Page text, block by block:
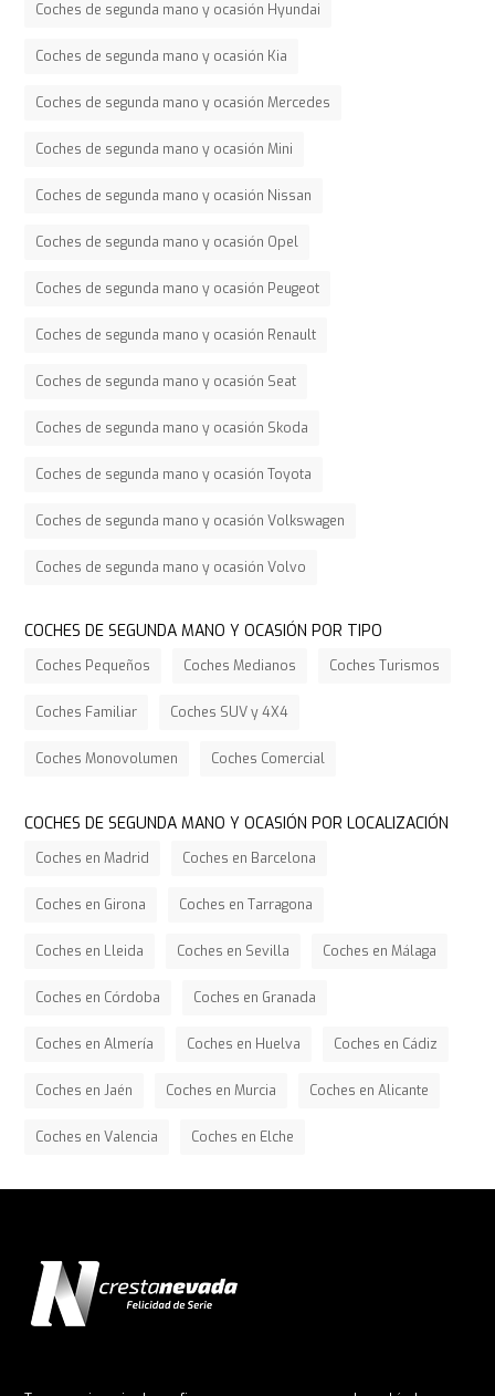
Coches de segunda mano y ocasión Hyundai
Coches de segunda mano y ocasión Kia
Coches de segunda mano y ocasión Mercedes
Coches de segunda mano y ocasión Mini
Coches de segunda mano y ocasión Nissan
Coches de segunda mano y ocasión Opel
Coches de segunda mano y ocasión Peugeot
Coches de segunda mano y ocasión Renault
Coches de segunda mano y ocasión Seat
Coches de segunda mano y ocasión Skoda
Coches de segunda mano y ocasión Toyota
Coches de segunda mano y ocasión Volkswagen
Coches de segunda mano y ocasión Volvo
COCHES DE SEGUNDA MANO Y OCASIÓN POR TIPO
Coches Pequeños Coches Medianos Coches Turismos
Coches Familiar Coches SUV y 4X4
Coches Monovolumen Coches Comercial
COCHES DE SEGUNDA MANO Y OCASIÓN POR LOCALIZACIÓN
Coches en Madrid Coches en Barcelona
Coches en Girona Coches en Tarragona
Coches en Lleida Coches en Sevilla Coches en Málaga
Coches en Córdoba Coches en Granada
Coches en Almería Coches en Huelva Coches en Cádiz
Coches en Jaén Coches en Murcia Coches en Alicante
Coches en Valencia Coches en Elche